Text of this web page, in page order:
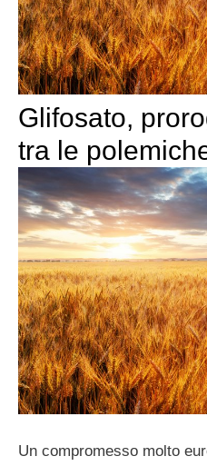
Glifosato,
tra le
Un compromesso molto